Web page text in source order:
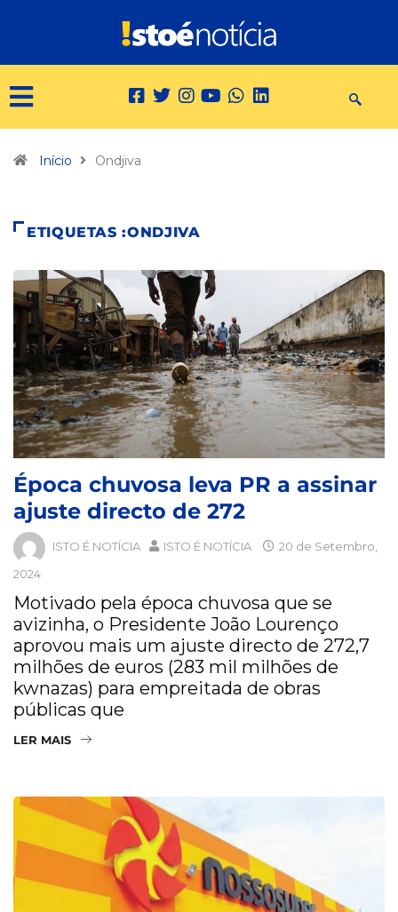
Início Ondjiva
ETIQUETAS :ONDJIVA
Época chuvosa leva PR a assinar
ajuste directo de 272
ISTO É NOTÍCIA ISTO É NOTÍCIA
20 de Setembro,
2024
Motivado pela época chuvosa que se
avizinha, o Presidente João Lourenço
aprovou mais um ajuste directo de 272,7
milhões de euros (283 mil milhões de
kwnazas) para empreitada de obras
públicas que
LER MAIS